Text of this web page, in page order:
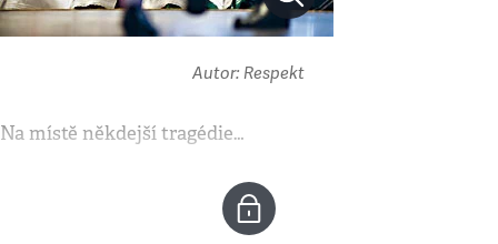
Autor: Respekt
Na místě někdejší tragédie…